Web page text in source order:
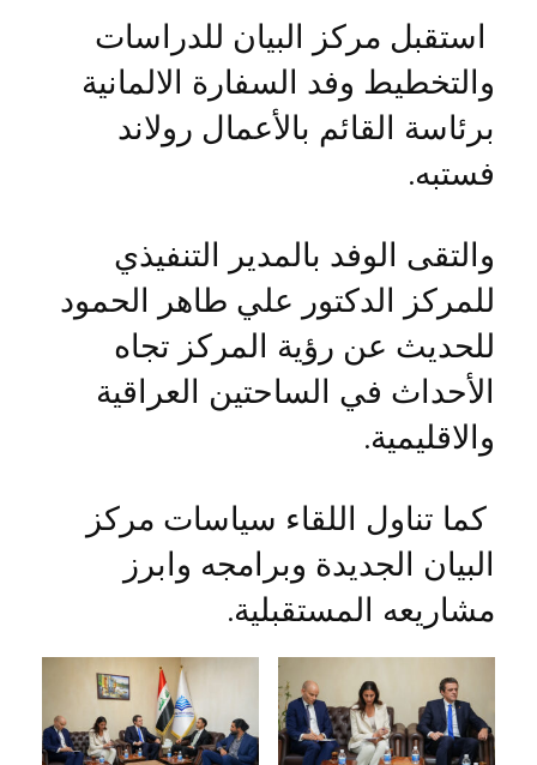
استقبل مركز البيان للدراسات
والتخطيط وفد السفارة الالمانية
برئاسة القائم بالأعمال رولاند
فستبه.
والتقى الوفد بالمدير التنفيذي
للمركز الدكتور علي طاهر الحمود
للحديث عن رؤية المركز تجاه
الأحداث في الساحتين العراقية
والاقليمية.
كما تناول اللقاء سياسات مركز
البيان الجديدة وبرامجه وابرز
مشاريعه المستقبلية.